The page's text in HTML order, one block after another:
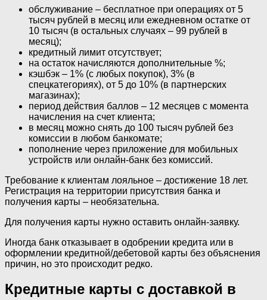
обслуживание – бесплатное при операциях от 5
тысяч рублей в месяц или ежедневном остатке от
10 тысяч (в остальных случаях – 99 рублей в
месяц);
кредитный лимит отсутствует;
на остаток начисляются дополнительные %;
кэшбэк – 1% (с любых покупок), 3% (в
спецкатегориях), от 5 до 10% (в партнерских
магазинах);
период действия баллов – 12 месяцев с момента
начисления на счет клиента;
в месяц можно снять до 100 тысяч рублей без
комиссии в любом банкомате;
пополнение через приложение для мобильных
устройств или онлайн-банк без комиссий.
Требование к клиентам лояльное – достижение 18 лет.
Регистрация на территории присутствия банка и
получения карты – необязательна.
Для получения карты нужно оставить онлайн-заявку.
Иногда банк отказывает в одобрении кредита или в
оформлении кредитной/дебетовой карты без объяснения
причин, но это происходит редко.
Кредитные карты с доставкой в